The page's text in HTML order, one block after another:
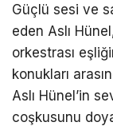
Güçlü sesi ve
eden Aslı
orkestrası
konukları
Aslı Hünel’in
coşkusunu